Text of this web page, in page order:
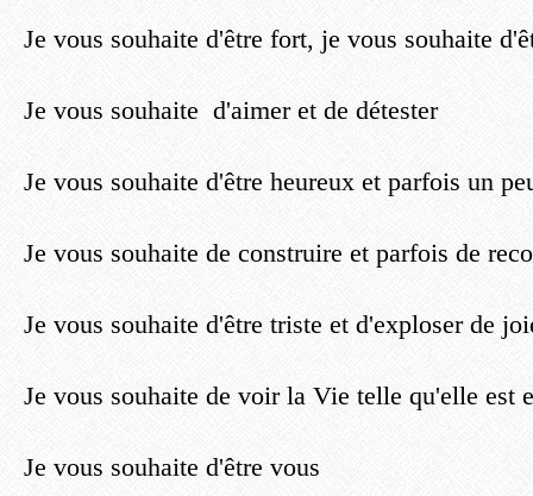
Je vous souhaite d'être fort, je vous souhaite
Je vous souhaite d'aimer et de détester
Je vous souhaite d'être heureux et parfois un
Je vous souhaite de construire et parfois de
Je vous souhaite d'être triste et d'exploser de
Je vous souhaite de voir la Vie telle qu'elle est
Je vous souhaite d'être vous